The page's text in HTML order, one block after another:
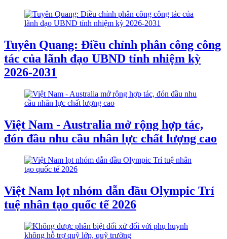
Tuyên Quang: Điều chỉnh phân công công
tác của lãnh đạo UBND tỉnh nhiệm kỳ
2026-2031
Việt Nam - Australia mở rộng hợp tác,
đón đầu nhu cầu nhân lực chất lượng cao
Việt Nam lọt nhóm dẫn đầu Olympic Trí
tuệ nhân tạo quốc tế 2026